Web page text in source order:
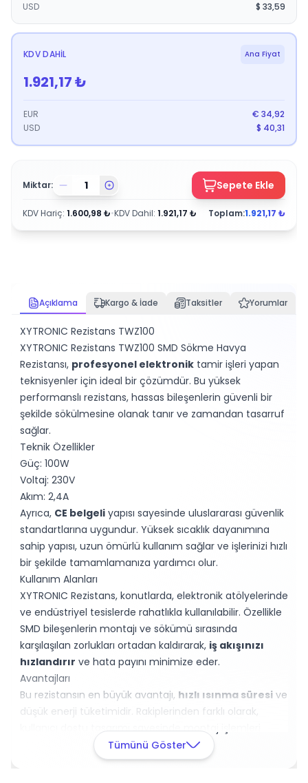
USD
$ 33,59
KDV DAHIL Ana Fiyat
1.921,17₺
EUR € 34,92
USD
$ 40,31
Miktar: Sepete Ekle
KDV Hariç: 1.600,98 ₺•KDV Dahil: 1.921,17 ₺ Toplam:1.921,17 ₺
Açıklama Kargo & İade Taksitler Yorumlar
XYTRONIC Rezistans TWZ100
XYTRONIC Rezistans TWZ100 SMD Sökme Havya
Rezistansı, profesyonel elektronik tamir işleri yapan
teknisyenler için ideal bir çözümdür. Bu yüksek
performanslı rezistans, hassas bileşenlerin güvenli bir
şekilde sökülmesine olanak tanır ve zamandan tasarruf
sağlar.
Teknik Özellikler
Güç: 100W
Voltaj: 230V
Akım: 2,4A
Ayrıca, CE belgeli yapısı sayesinde uluslararası güvenlik
standartlarına uygundur. Yüksek sıcaklık dayanımına
sahip yapısı, uzun ömürlü kullanım sağlar ve işlerinizi hızlı
bir şekilde tamamlamanıza yardımcı olur.
Kullanım Alanları
XYTRONIC Rezistans, konutlarda, elektronik atölyelerinde
ve endüstriyel tesislerde rahatlıkla kullanılabilir. Özellikle
SMD bileşenlerin montajı ve sökümü sırasında
karşılaşılan zorlukları ortadan kaldırarak, iş akışınızı
hızlandırır ve hata payını minimize eder.
Avantajları
Bu rezistansın en büyük avantajı, hızlı ısınma süresi ve
düşük enerji tüketimidir. Rakiplerinden farklı olarak,
kullanıcı dostu tasarımı sayesinde montaj işlemleri
Müşteri memnuniyeti ile ön plana çıkan XYTRONIC, uzun
Tümünü Göster